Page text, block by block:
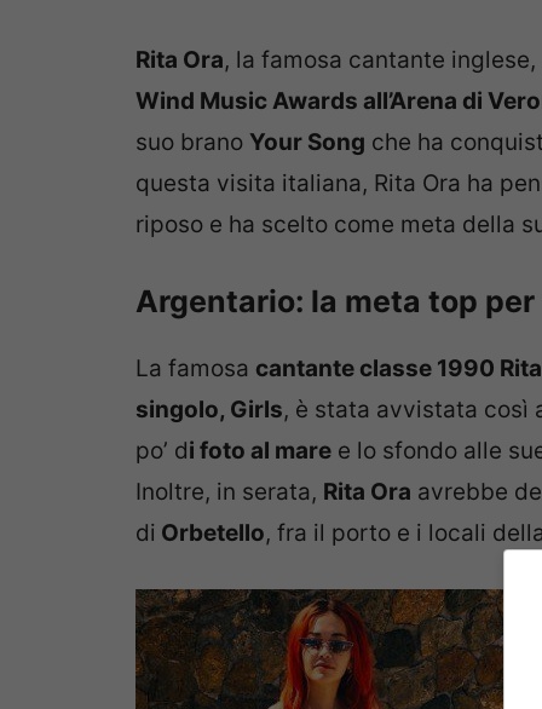
Rita Ora, la famosa cantante
Wind Music Awards all’Arena di
suo brano Your Song che ha
questa visita italiana, Rita Ora ha
riposo e ha scelto come meta della
Argentario: la meta top
La famosa cantante classe 1990
singolo, Girls, è stata avvistata così
po’ di foto al mare e lo sfondo alle
Inoltre, in serata, Rita Ora avrebbe
di Orbetello, fra il porto e i locali